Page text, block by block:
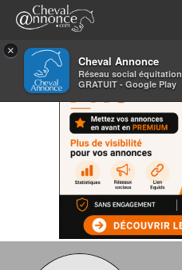
×
Cheval Annonce
Réseau social équitation
GRATUIT - Google Play